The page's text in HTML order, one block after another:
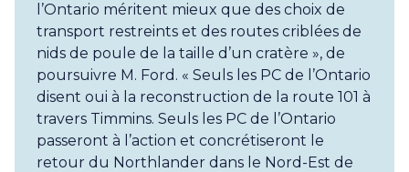
l’Ontario méritent mieux que des choix de
transport restreints et des routes criblées de
nids de poule de la taille d’un cratère », de
poursuivre M. Ford. « Seuls les PC de l’Ontario
disent oui à la reconstruction de la route 101 à
travers Timmins. Seuls les PC de l’Ontario
passeront à l’action et concrétiseront le
retour du Northlander dans le Nord-Est de